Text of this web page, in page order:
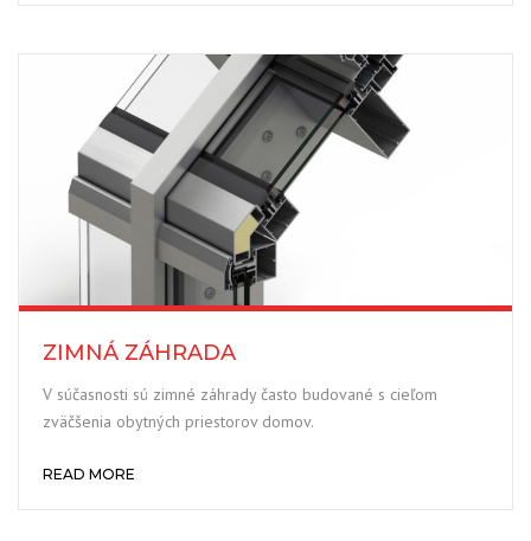
ZIMNÁ ZÁHRADA
V súčasnosti sú zimné záhrady často budované s cieľom
zväčšenia obytných priestorov domov.
READ MORE